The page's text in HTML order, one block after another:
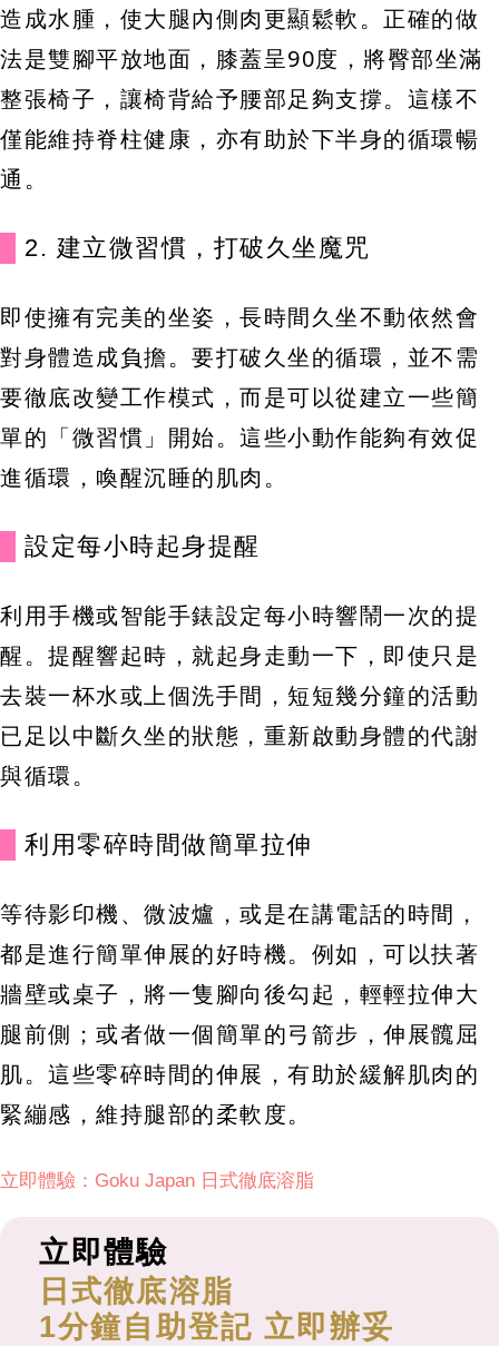
造成水腫，使大腿內側肉更顯鬆軟。正確的做
法是雙腳平放地面，膝蓋呈90度，將臀部坐滿
整張椅子，讓椅背給予腰部足夠支撐。這樣不
僅能維持脊柱健康，亦有助於下半身的循環暢
通。
2. 建立微習慣，打破久坐魔咒
即使擁有完美的坐姿，長時間久坐不動依然會
對身體造成負擔。要打破久坐的循環，並不需
要徹底改變工作模式，而是可以從建立一些簡
單的「微習慣」開始。這些小動作能夠有效促
進循環，喚醒沉睡的肌肉。
設定每小時起身提醒
利用手機或智能手錶設定每小時響鬧一次的提
醒。提醒響起時，就起身走動一下，即使只是
去裝一杯水或上個洗手間，短短幾分鐘的活動
已足以中斷久坐的狀態，重新啟動身體的代謝
與循環。
利用零碎時間做簡單拉伸
等待影印機、微波爐，或是在講電話的時間，
都是進行簡單伸展的好時機。例如，可以扶著
牆壁或桌子，將一隻腳向後勾起，輕輕拉伸大
腿前側；或者做一個簡單的弓箭步，伸展髖屈
肌。這些零碎時間的伸展，有助於緩解肌肉的
緊繃感，維持腿部的柔軟度。
立即體驗：Goku Japan 日式徹底溶脂
立即體驗
日式徹底溶脂
1分鐘自助登記 立即辦妥